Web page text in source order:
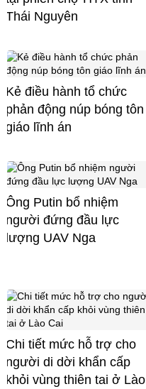
Thái Nguyên
Kẻ điều hành tổ chức
phản động núp bóng tôn
giáo lĩnh án
Ông Putin bổ nhiệm
người đứng đầu lực
lượng UAV Nga
Chi tiết mức hỗ trợ cho
người di dời khẩn cấp
khỏi vùng thiên tai ở Lào